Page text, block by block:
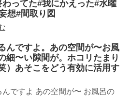
わってた#我にかえった#水曜
想#間取り図
んですよ。あの空間が〜お風
細〜い隙間が。ホコリたまり
）あそこをどう有効に活用す
んですよ あの空間が〜 お風呂の